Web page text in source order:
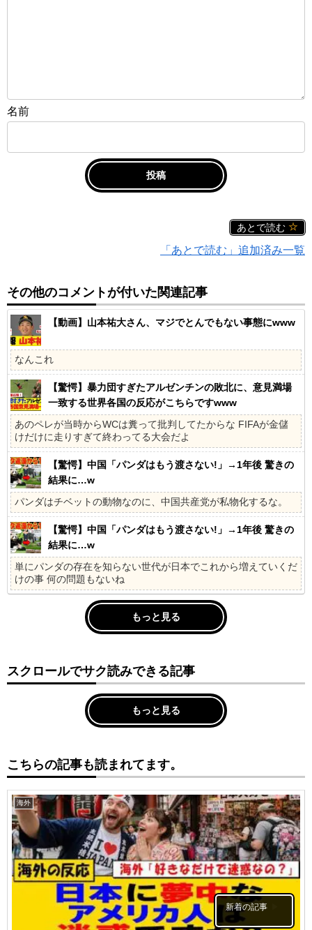
名前
あとで読む
「あとで読む」追加済み一覧
その他のコメントが付いた関連記事
【動画】山本祐大さん、マジでとんでもない事態にwww
なんこれ
【驚愕】暴力団すぎたアルゼンチンの敗北に、意見満場
一致する世界各国の反応がこちらですwww
あのペレが当時からWCは糞って批判してたからな FIFAが金儲
けだけに走りすぎて終わってる大会だよ
【驚愕】中国「パンダはもう渡さない!」→1年後 驚きの
結果に…w
パンダはチベットの動物なのに、中国共産党が私物化するな。
【驚愕】中国「パンダはもう渡さない!」→1年後 驚きの
結果に…w
単にパンダの存在を知らない世代が日本でこれから増えていくだ
けの事 何の問題もないね
もっと見る
スクロールでサク読みできる記事
もっと見る
こちらの記事も読まれてます。
海外
新着の記事